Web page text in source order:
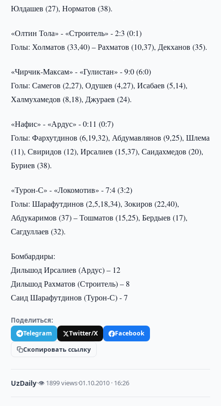
Юлдашев (27), Норматов (38).
«Олтин Тола» - «Строитель» - 2:3 (0:1)
Голы: Холматов (33,40) – Рахматов (10,37), Декханов (35).
«Чирчик-Максам» - «Гулистан» - 9:0 (6:0)
Голы: Самегов (2,27), Одушев (4,27), Исабаев (5,14),
Халмухамедов (8,18), Джураев (24).
«Нафис» - «Ардус» - 0:11 (0:7)
Голы: Фархутдинов (6,19,32), Абдумавлянов (9,25), Шлема
(11), Свиридов (12), Ирсалиев (15,37), Саидахмедов (20),
Буриев (38).
«Турон-С» - «Локомотив» - 7:4 (3:2)
Голы: Шарафутдинов (2,5,18,34), Зокиров (22,40),
Абдукаримов (37) – Тошматов (15,25), Бердыев (17),
Сагдуллаев (32).
Бомбардиры:
Дильшод Ирсалиев (Ардус) – 12
Дильшод Рахматов (Строитель) – 8
Саид Шарафутдинов (Турон-С) - 7
Поделиться:
Telegram Twitter/X
Facebook
Скопировать ссылку
UzDaily·👁 1899 views·01.10.2010 · 16:26